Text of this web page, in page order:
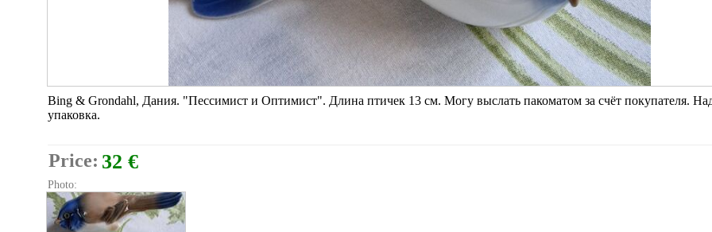
Bing & Grondahl, Дания. "Пессимист и Оптимист". Длина птичек 13 см. Могу выслать пакоматом за счёт покупателя.
упаковка.
Price: 32 €
Photo: